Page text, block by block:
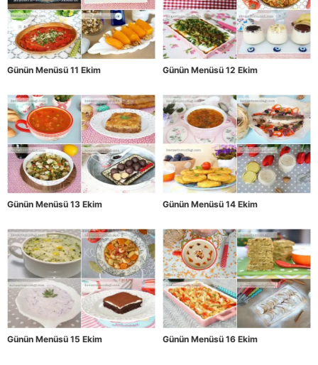
Günün Menüsü 11 Ekim Günün Menüsü 12 Ekim
Günün Menüsü 13 Ekim Günün Menüsü 14 Ekim
Günün Menüsü 15 Ekim Günün Menüsü 16 Ekim